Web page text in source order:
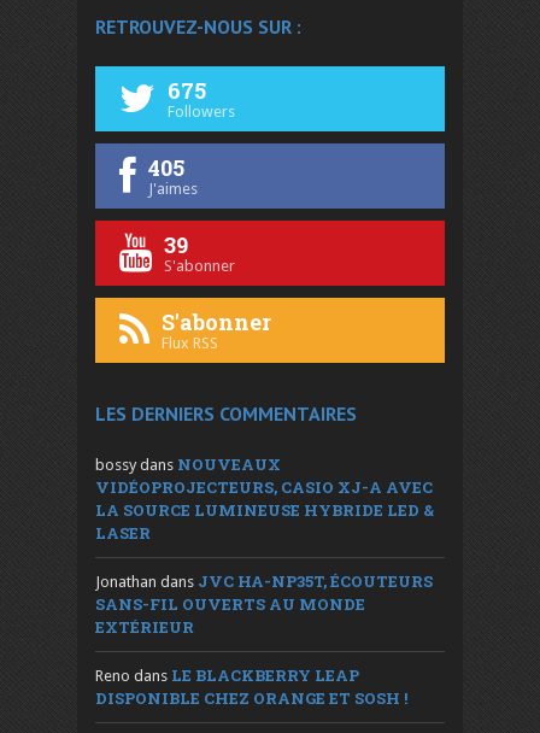
RETROUVEZ-NOUS SUR :
675
Followers
405
J'aimes
39
S'abonner
S'abonner
Flux RSS
LES DERNIERS COMMENTAIRES
bossy dans NOUVEAUX
VIDÉOPROJECTEURS, CASIO XJ-A AVEC
LA SOURCE LUMINEUSE HYBRIDE LED &
LASER
Jonathan dans JVC HA-NP35T, ÉCOUTEURS
SANS-FIL OUVERTS AU MONDE
EXTÉRIEUR
Reno dans LE BLACKBERRY LEAP
DISPONIBLE CHEZ ORANGE ET SOSH !